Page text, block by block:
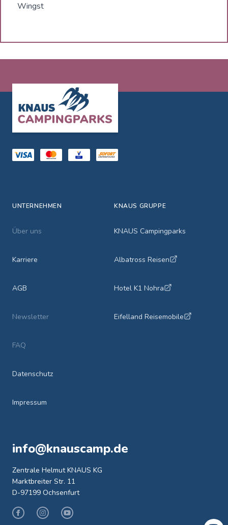
Wingst
UNTERNEHMEN
Über uns
Karriere
AGB
Newsletter
FAQ
Datenschutz
Impressum
KNAUS GRUPPE
KNAUS Campingparks
Albatross Reisen
Hotel K1 Nohra
Eifelland Reisemobile
info@knauscamp.de
Zentrale Helmut KNAUS KG
Marktbreiter Str. 11
D-97199 Ochsenfurt
FacebookInstagramYoutube